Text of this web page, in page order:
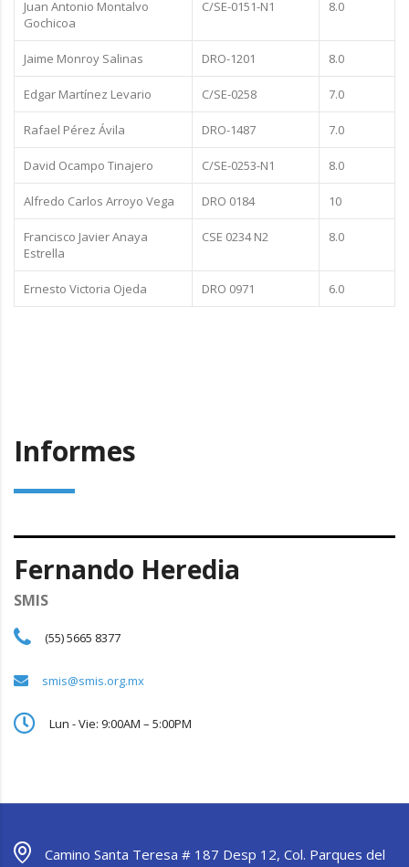
Juan Antonio Montalvo
Gochicoa
C/SE-0151-N1 8.0
Jaime Monroy Salinas DRO-1201 8.0
Edgar Martínez Levario C/SE-0258 7.0
Rafael Pérez Ávila DRO-1487 7.0
David Ocampo Tinajero C/SE-0253-N1 8.0
Alfredo Carlos Arroyo Vega DRO 0184 10
Francisco Javier Anaya
Estrella
CSE 0234 N2 8.0
Ernesto Victoria Ojeda DRO 0971 6.0
Informes
Fernando Heredia
SMIS
(55) 5665 8377
smis@smis.org.mx
Lun - Vie: 9:00AM – 5:00PM
Camino Santa Teresa # 187 Desp 12, Col. Parques del